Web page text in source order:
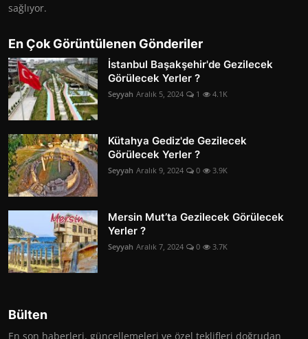
sağlıyor.
En Çok Görüntülenen Gönderiler
İstanbul Başakşehir'de Gezilecek
Görülecek Yerler ?
Seyyah Aralık 5, 2024 1 4.1K
Kütahya Gediz'de Gezilecek
Görülecek Yerler ?
Seyyah Aralık 9, 2024 0 3.9K
Mersin Mut’ta Gezilecek Görülecek
Yerler ?
Seyyah Aralık 7, 2024 0 3.7K
Bülten
En son haberleri, güncellemeleri ve özel teklifleri doğrudan